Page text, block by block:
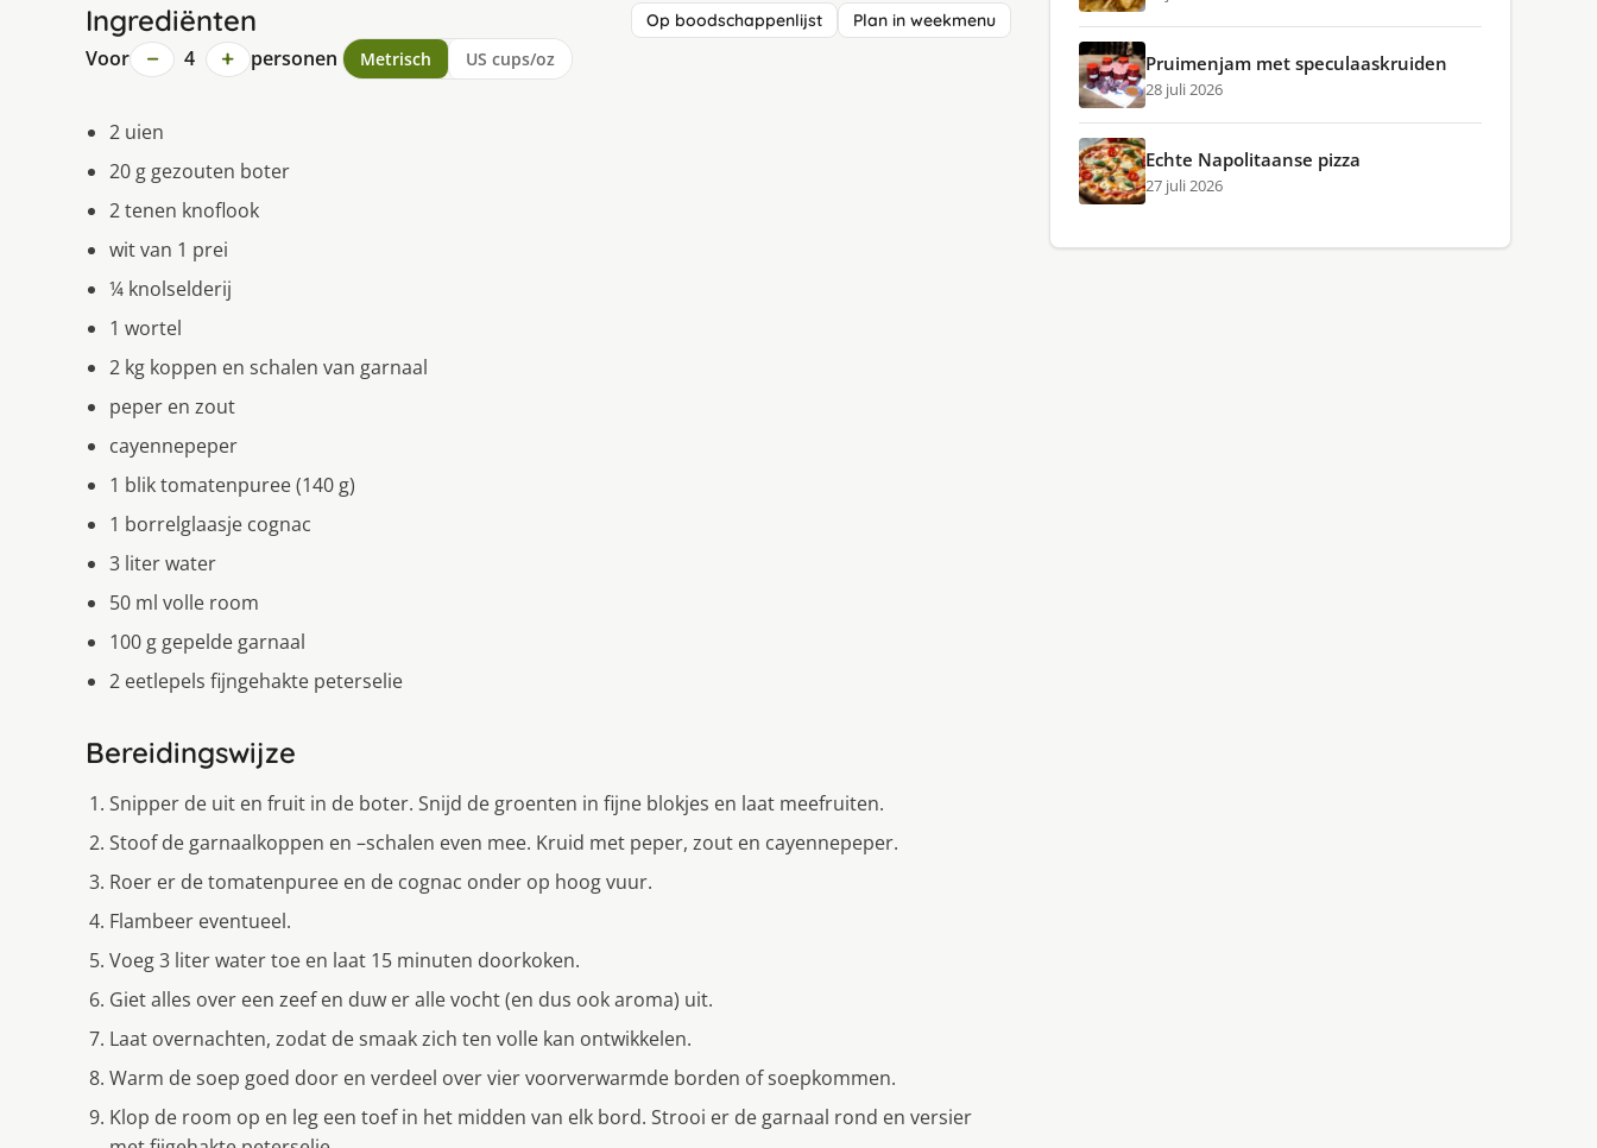
Ingrediënten Op boodschappenlijst Plan in weekmenu
Voor − 4 + personen Metrisch US cups/oz
2 uien
20 g gezouten boter
2 tenen knoflook
wit van 1 prei
¼ knolselderij
1 wortel
2 kg koppen en schalen van garnaal
peper en zout
cayennepeper
1 blik tomatenpuree (140 g)
1 borrelglaasje cognac
3 liter water
50 ml volle room
100 g gepelde garnaal
2 eetlepels fijngehakte peterselie
Bereidingswijze
Snipper de uit en fruit in de boter. Snijd de groenten in fijne blokjes en laat meefruiten.
Stoof de garnaalkoppen en –schalen even mee. Kruid met peper, zout en cayennepeper.
Roer er de tomatenpuree en de cognac onder op hoog vuur.
Flambeer eventueel.
Voeg 3 liter water toe en laat 15 minuten doorkoken.
Giet alles over een zeef en duw er alle vocht (en dus ook aroma) uit.
Laat overnachten, zodat de smaak zich ten volle kan ontwikkelen.
Warm de soep goed door en verdeel over vier voorverwarmde borden of soepkommen.
Klop de room op en leg een toef in het midden van elk bord. Strooi er de garnaal rond en versier
Pruimenjam met speculaaskruiden
28 juli 2026
Echte Napolitaanse pizza
27 juli 2026